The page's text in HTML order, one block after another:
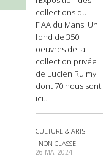
collections du
FIAA du Mans. Un
fond de 350
oeuvres de la
collection privée
de Lucien Ruimy
dont 70 nous sont
ici...
CULTURE & ARTS
NON CLASSÉ
26 MAI 2024